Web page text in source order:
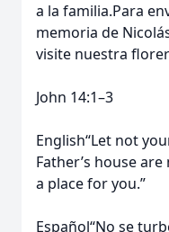
a la familia.Para
memoria de
visite nuestra
John 14:1–3
English“Let not
Father’s house
a place for you.”
Español“No se